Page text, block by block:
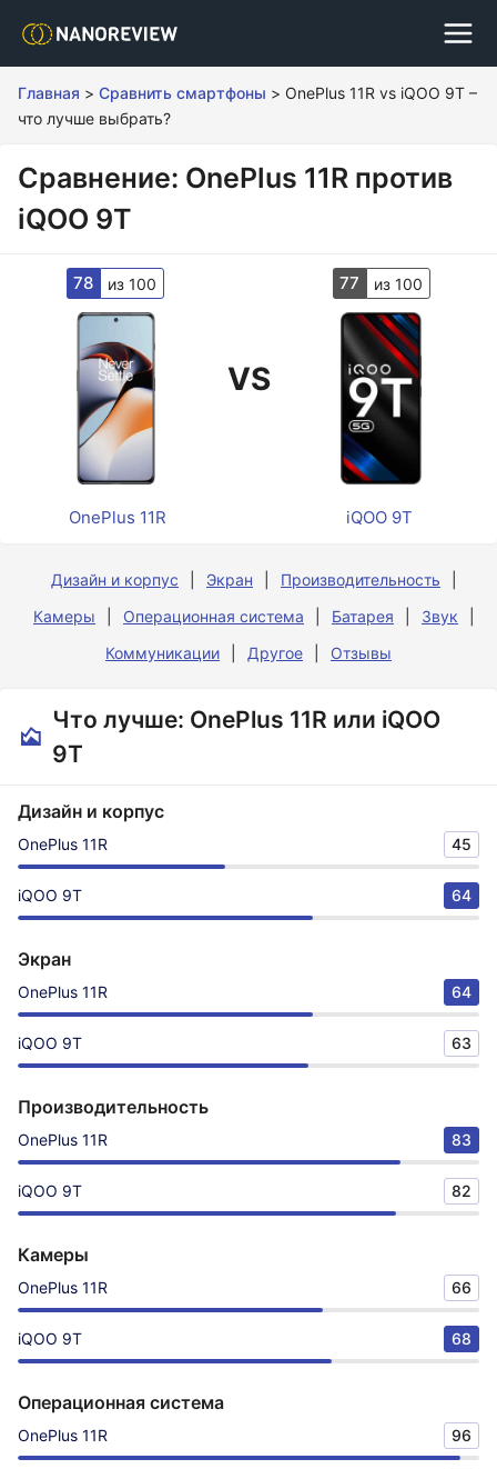
Главная > Сравнить смартфоны > OnePlus 11R vs iQOO 9T –
что лучше выбрать?
Сравнение: OnePlus 11R против
iQOO 9T
78 из 100
VS
77 из 100
OnePlus 11R iQOO 9T
Дизайн и корпус Экран
Производительность
Камеры
Операционная система Батарея
Звук
Коммуникации
Другое Отзывы
Что лучше: OnePlus 11R или iQOO
9T
Дизайн и корпус
OnePlus 11R 45
iQOO 9T 64
Экран
OnePlus 11R 64
iQOO 9T 63
Производительность
OnePlus 11R 83
iQOO 9T 82
Камеры
OnePlus 11R 66
iQOO 9T 68
Операционная система
OnePlus 11R 96